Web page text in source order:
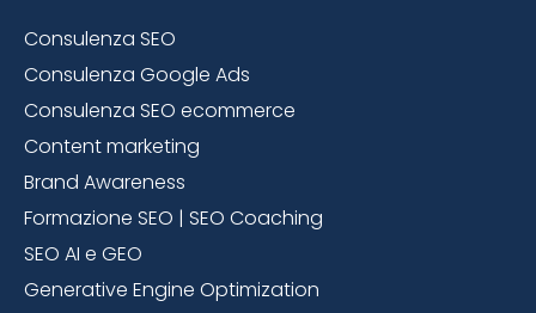
Consulenza SEO
Consulenza Google Ads
Consulenza SEO ecommerce
Content marketing
Brand Awareness
Formazione SEO | SEO Coaching
SEO AI e GEO
Generative Engine Optimization